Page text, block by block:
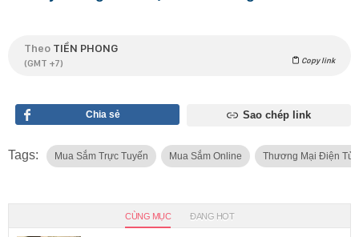
Theo TIỀN PHONG
(GMT +7) Copy link
Chia sẻ Sao chép link
Tags: Mua Sắm Trực Tuyến Mua Sắm Online Thương Mại Điện Tử
CÙNG MỤC ĐANG HOT